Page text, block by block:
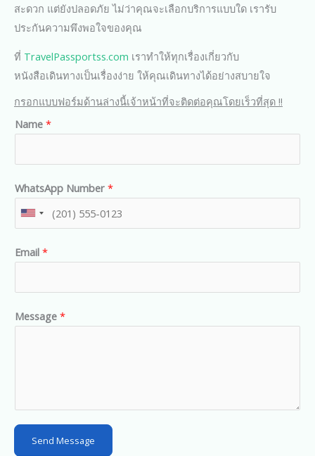
สะดวก แต่ยังปลอดภัย ไม่ว่าคุณจะเลือกบริการแบบใด เรารับ
ประกันความพึงพอใจของคุณ
ที่ TravelPassportss.com เราทำให้ทุกเรื่องเกี่ยวกับ
หนังสือเดินทางเป็นเรื่องง่าย ให้คุณเดินทางได้อย่างสบายใจ
กรอกแบบฟอร์มด้านล่างนี้เจ้าหน้าที่จะติดต่อคุณโดยเร็วที่สุด !!
Name *
WhatsApp Number *
U
i
e
d
e
s
+
Email *
Message *
Send Message